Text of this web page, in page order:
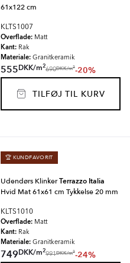
61x122 cm
KLTS1007
Overflade: Matt
Kant: Rak
Materiale: Granitkeramik
555DKK/m2
690DKK/m2-20%
TILFØJ TIL KURV
🏆 KUNDFAVORIT
Udendørs KlinkerTerrazzo Italia
Hvid Mat 61x61 cm Tykkelse 20 mm
KLTS1010
Overflade: Matt
Kant: Rak
Materiale: Granitkeramik
749DKK/m2
991DKK/m2-24%